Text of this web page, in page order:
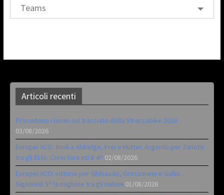
Teams
Articoli recenti
Procedono i lavori sul tracciato della Straccabike 2026
03/08/2026
Europei XCO: titoli a Aldridge, Frei e Hutter. Argento per Zanotti
tra gli Elite. Corvi fora ed è 4^ 02/08/2026
Europei XCO: vittorie per Ghibaudo, Grossmann e Gallis.
Signorelli 5^ la migliore tra gli italiani 01/08/2026